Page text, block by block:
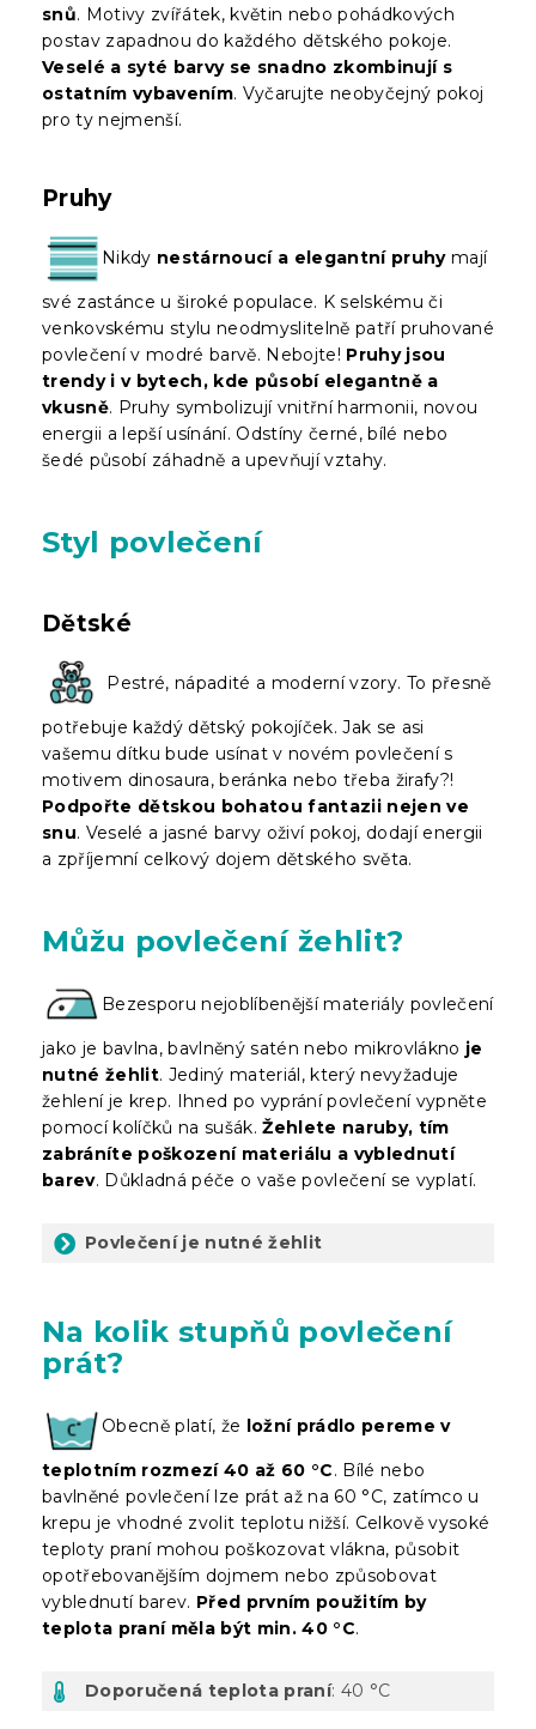
snů. Motivy zvířátek, květin nebo pohádkových
postav zapadnou do každého dětského pokoje.
Veselé a syté barvy se snadno zkombinují s
ostatním vybavením. Vyčarujte neobyčejný pokoj
pro ty nejmenší.
Pruhy
Nikdy nestárnoucí a elegantní pruhymají
své zastánce u široké populace. K selskému či
venkovskému stylu neodmyslitelně patří pruhované
povlečení v modré barvě. Nebojte! Pruhy jsou
trendy i v bytech, kde působí elegantně a
vkusně. Pruhy symbolizují vnitřní harmonii, novou
energii a lepší usínání. Odstíny černé, bílé nebo
šedé působí záhadně a upevňují vztahy.
Styl povlečení
Dětské
Pestré, nápadité a moderní vzory. To přesně
potřebuje každý dětský pokojíček. Jak se asi
vašemu dítku bude usínat v novém povlečení s
motivem dinosaura, beránka nebo třeba žirafy?!
Podpořte dětskou bohatou fantazii nejen ve
snu. Veselé a jasné barvy oživí pokoj, dodají energii
a zpříjemní celkový dojem dětského světa.
Můžu povlečení žehlit?
Bezesporu nejoblíbenější materiály povlečení
jako je bavlna, bavlněný satén nebo mikrovlákno je
nutné žehlit. Jediný materiál, který nevyžaduje
žehlení je krep. Ihned po vyprání povlečení vypněte
pomocí kolíčků na sušák.Žehlete naruby, tím
zabráníte poškození materiálu a vyblednutí
barev. Důkladná péče o vaše povlečení se vyplatí.
Povlečení je nutné žehlit
Na kolik stupňů povlečení
prát?
Obecně platí, že ložní prádlo pereme v
teplotním rozmezí 40 až 60 °C. Bílé nebo
bavlněné povlečení lze prát až na 60 °C, zatímco u
krepu je vhodné zvolit teplotu nižší. Celkově vysoké
teploty praní mohou poškozovat vlákna, působit
opotřebovanějším dojmem nebo způsobovat
vyblednutí barev. Před prvním použitím by
teplota praní měla být min. 40 °C.
Doporučená teplota praní: 40 °C